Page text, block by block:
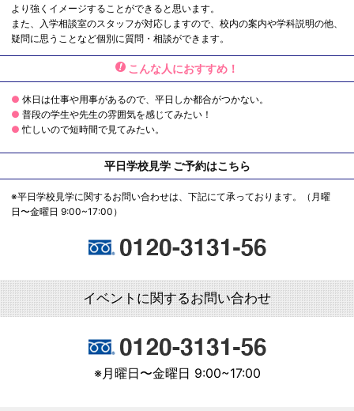
より強くイメージすることができると思います。
また、入学相談室のスタッフが対応しますので、校内の案内や学科説明の他、
疑問に思うことなど個別に質問・相談ができます。
こんな人におすすめ！
休日は仕事や用事があるので、平日しか都合がつかない。
普段の学生や先生の雰囲気を感じてみたい！
忙しいので短時間で見てみたい。
平日学校見学 ご予約はこちら
※平日学校見学に関するお問い合わせは、下記にて承っております。（月曜
日〜金曜日 9:00~17:00）
イベントに関するお問い合わせ
※月曜日〜金曜日 9:00~17:00